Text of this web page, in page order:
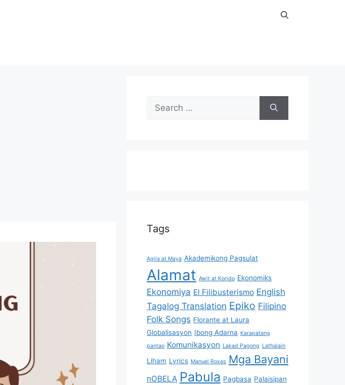
Search
for:
Tags
Agila at Maya Akademikong Pagsulat
Alamat Awit at Korido Ekonomiks
Ekonomiya El Filibusterismo English
Tagalog Translation Epiko Filipino
Folk Songs Florante at Laura
Globalisasyon Ibong Adarna Karapatang
pantao Komunikasyon Lakad Pagong Lathalain
Liham Lyrics Manuel Roxas Mga Bayani
nOBELA Pabula Pagbasa Palaisipan